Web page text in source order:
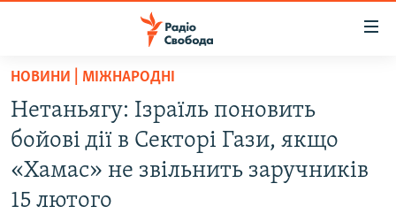
Перейти
основного
матеріалу
Перейти
до
основної
ВСЕ ЗА ДОБУ
СТАТТІ
ВІЙНА
НОВИНИ | МІЖНАРОДНІ
Нетаньягу: Ізраїль поновить
бойові дії в Секторі Гази, якщо
«Хамас» не звільнить заручників
15 лютого